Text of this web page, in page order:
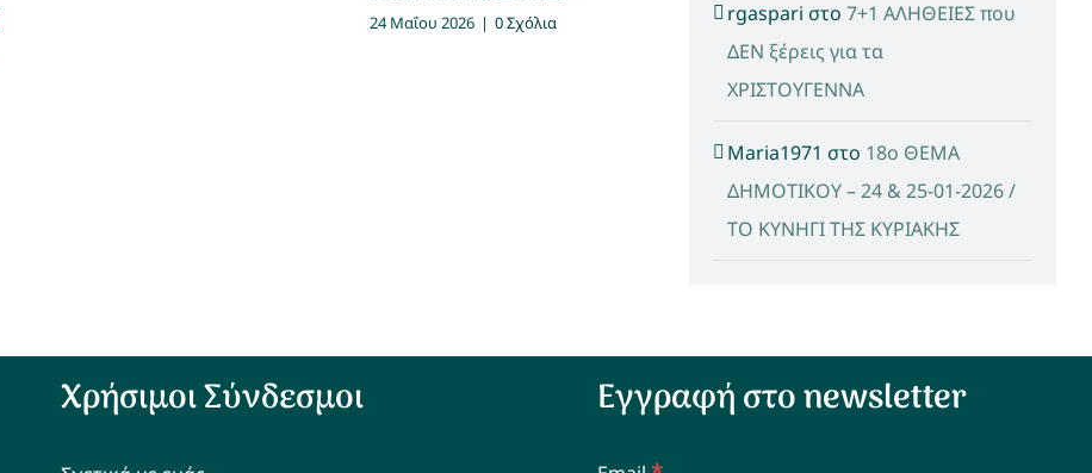
24 Μαΐου 2026 | 0 Σχόλια rgaspari στο 7+1 ΑΛΗΘΕΙΕΣ που
ΔΕΝ ξέρεις για τα
ΧΡΙΣΤΟΥΓΕΝΝΑ
Maria1971 στο 18ο ΘΕΜΑ
ΔΗΜΟΤΙΚΟΥ – 24 & 25-01-2026 /
ΤΟ ΚΥΝΗΓΙ ΤΗΣ ΚΥΡΙΑΚΗΣ
Χρήσιμοι Σύνδεσμοι Εγγραφή στο newsletter